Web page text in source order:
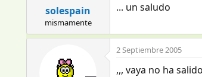
solespain
mismamente
... un saludo
2 Septiembre 2005
,,, vaya no ha